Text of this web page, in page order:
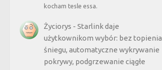
kocham tesle essa.
Życiorys - Starlink daje
użytkownikom wybór: bez topienia
śniegu, automatyczne wykrywanie
pokrywy, podgrzewanie ciągłe